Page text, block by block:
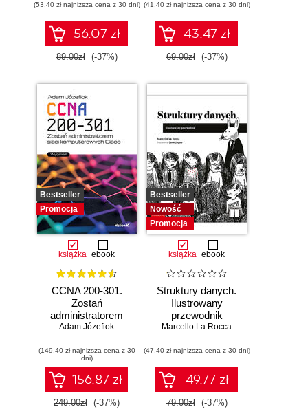
(53,40 zł najniższa cena z 30 dni)
56.07 zł
89.00zł (-37%)
współczesnej
sztucznej
inteligencji
(41,40 zł najniższa cena z 30 dni)
43.47 zł
69.00zł (-37%)
Bestseller
Promocja
książka ebook
CCNA 200-301.
Zostań
administratorem
sieci
Cisco. Wydanie II
Adam Józefiok
(149,40 zł najniższa cena z 30
dni)
156.87 zł
249.00zł (-37%)
Bestseller
Nowość
Promocja
książka ebook
Struktury danych.
Ilustrowany
przewodnik
Marcello La Rocca
(47,40 zł najniższa cena z 30 dni)
49.77 zł
79.00zł (-37%)